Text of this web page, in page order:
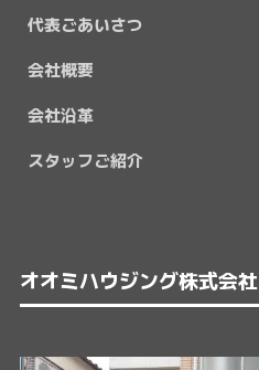
代表ごあいさつ
会社概要
会社沿革
スタッフご紹介
オオミハウジング株式会社